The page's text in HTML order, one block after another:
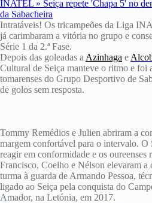
Intratáveis! Os tricampeões da Liga
já carimbaram a vitória no grupo e
Série 1 da 2.ª Fase.
Depois das goleadas a Azinhaga e
Cultural de Seiça manteve o ritmo e foi
tomarenses do Grupo Desportivo de
de golos sem resposta.
Tommy Remédios e Julien abriram a
margem confortável para o intervalo. O
reagir em conformidade e os oureenses
Francisco, Coelho e Nélson elevaram a
turma à guarda de Armando Pessoa,
ligado ao Seiça pela conquista do
Amador, na Letónia, em 2017.